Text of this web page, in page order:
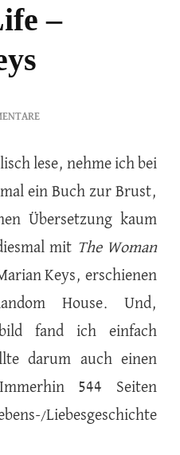
–
ZU
WHO
STOLE
LIFE
–
KEYS
lese, nehme ich bei
ein Buch zur Brust,
Übersetzung kaum
mit The Woman
Keys, erschienen
House. Und,
fand ich einfach
darum auch einen
544 Seiten
Liebesgeschichte